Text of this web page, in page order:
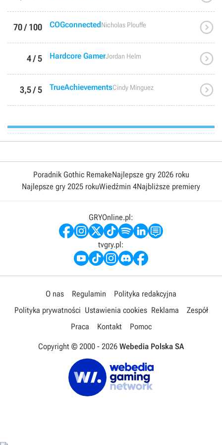
70 / 100 COGconnectedNicholas Plouffe 
4 / 5 Hardcore GamerJordan Helm 
3,5 / 5 TrueAchievementsCindy Minguez 
Poradnik Gothic RemakeNajlepsze gry 2026 roku
Najlepsze gry 2025 rokuWiedźmin 4Najbliższe premiery
GRYOnline.pl:
tvgry.pl:
O nas Regulamin
Polityka redakcyjna
Polityka prywatności Ustawienia cookies Reklama
Zespół
Praca
Kontakt Pomoc
Copyright © 2000 - 2026 Webedia Polska SA